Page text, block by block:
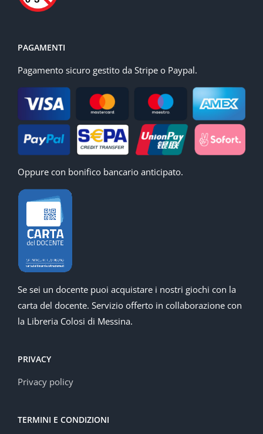
PAGAMENTI
Pagamento sicuro gestito da Stripe o Paypal.
Oppure con bonifico bancario anticipato.
Se sei un docente puoi acquistare i nostri giochi con la
carta del docente. Servizio offerto in collaborazione con
la Libreria Colosi di Messina.
PRIVACY
Privacy policy
TERMINI E CONDIZIONI